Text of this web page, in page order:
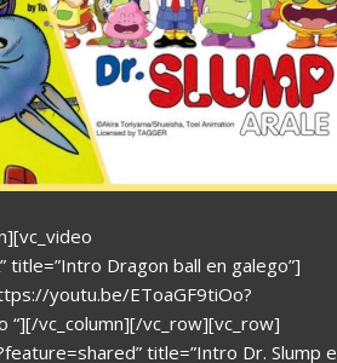
title=”Intro Dragon ball en galego”]
youtu.be/EToaGF9tiOo?
“][/vc_column][/vc_row][vc_row]
title=”Intro Dr. Slump e